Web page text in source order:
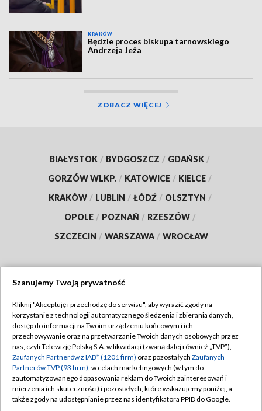
KRAKÓW
Będzie proces biskupa tarnowskiego
Andrzeja Jeża
ZOBACZ WIĘCEJ
BIAŁYSTOK / BYDGOSZCZ / GDAŃSK /
GORZÓW WLKP. / KATOWICE / KIELCE /
KRAKÓW / LUBLIN / ŁÓDŹ / OLSZTYN /
OPOLE / POZNAŃ / RZESZÓW /
SZCZECIN / WARSZAWA / WROCŁAW
TVP
Abonament TVP
Emisja w TVP
Centrum informacji TVP
Naziemna Telewizja Cyfrowa
Regulamin TVP
Polityka prywatności
Moje zgody
Pomoc
Szanujemy Twoją prywatność
Kliknij "Akceptuję i przechodzę do serwisu", aby wyrazić zgody na
korzystanie z technologii automatycznego śledzenia i zbierania danych,
dostęp do informacji na Twoim urządzeniu końcowym i ich
przechowywanie oraz na przetwarzanie Twoich danych osobowych przez
nas, czyli Telewizję Polską S.A. w likwidacji (zwaną dalej również „TVP”),
Zaufanych Partnerów z IAB* (1201 firm) oraz pozostałych Zaufanych
Partnerów TVP (93 firm), w celach marketingowych (w tym do
zautomatyzowanego dopasowania reklam do Twoich zainteresowań i
mierzenia ich skuteczności) i pozostałych, które wskazujemy poniżej, a
także zgody na udostępnianie przez nas identyfikatora PPID do Google.